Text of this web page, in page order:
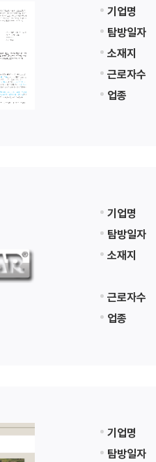
기업명
탐방일자
소재지
근로자수
업종
기업명
탐방일자
소재지
근로자수
업종
기업명
탐방일자